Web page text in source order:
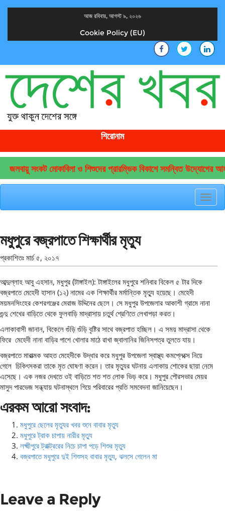
আজ রবিবার, আগস্ট ৯, ২০২৬
Cookie Policy (EU)
শিরোনাম
জলবায়ু সংকট মোকাবিলা ও শিশুদের প্রারম্ভিক বিকাশে সমন্বিত উদ্যোগের
মধুপুরে বজ্রপাতে শিক্ষার্থীর মৃত্যু
প্রকাশিতঃ মার্চ ৫, ২০১৭
আব্দুল্লাহ আবু এহসান, মধুপুর (টাঙ্গাইল): টাঙ্গাইলের মধুপুরে শনিবার বিকেল ৫ টার দিকে
বজ্রপাতে মেহেদী হাসান (১২) নামের এক শিক্ষার্থীর মর্মান্তিক মৃত্যু হয়েছে। মেহেদী
ময়মনসিংহের কেশরগঞ্জের মেরাজ উদ্দিনের ছেলে। সে মধুপুর উপজেলার আকাশী গ্রামে নানা
গুন্দু শেখের বাড়িতে থেকে ফুলবাড়ি মাদ্রাসায় চতুর্থ শ্রেণিতে লেখাপড়া করত।
এলাকাবাসী জানান, বিকেলে গুঁড়ি গুঁড়ি বৃষ্টির সাথে বজ্রপাত হচ্ছিল। এ সময় মাদ্রাসা থেকে
ফিরে মেহেদী নানা বাড়ির পাশে খোলার মাঠে রাখা জ্বালানির জিনিসপত্র তুলতে যায়।
বজ্রপাতে মারাত্মক আহত মেহেদীকে উদ্ধার করে মধুপুর উপজেলা স্বাস্থ্য কমপ্লেক্সে নিয়ে
গেলে চিকিৎসকরা তাকে মৃত ঘোষণা করেন। তার মৃত্যুর ঘটনায় এলাকায় শোকের ছায়া নেমে
এসেছে। এক নজর দেখতে ওই বাড়িতে শত শত লোক ভিড় করে। মধুপুর পৌরসভার মেয়র
মাসুদ পারভেজ সন্ধ্যায় ঘটনাস্থলে গিয়ে পরিবারের প্রতি সমবেদনা জানিয়েছেন।
এরকম আরো সংবাদ:
মধুপুরে ছেলের মৃত্যুর খবর শুনে বাবার মৃত্যু
মধুপুরে ট্রাক চাপায় নারীর মৃত্যু
লক্ষ্মীপুরে ট্রাক্ট্ররের নিচে চাপা পড়ে শিশুর মৃত্যু
বজ্রপাতে মধুপুরে দুই শিশুসহ বাবার মৃত্যু, ঝলসে গেলেন মা
Leave a Reply